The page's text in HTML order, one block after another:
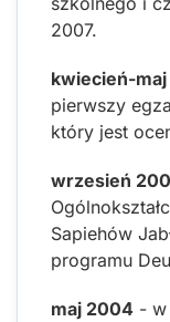
2007.
kwiecień-
pierwszy
który jest
wrzesień
Sapiehów
programu
maj 2004 - w